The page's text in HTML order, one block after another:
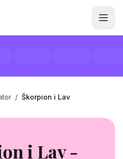
/ Škorpion i Lav
i Lav -